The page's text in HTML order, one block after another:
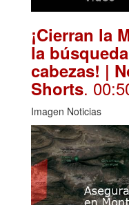
¡Cierran la
la
cabezas! |
Shorts.
Imagen Noticias